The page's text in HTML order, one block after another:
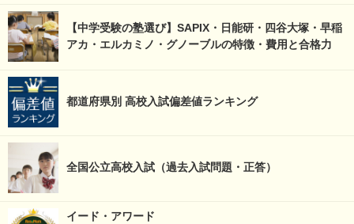
【中学受験の塾選び】SAPIX・日能研・四谷大塚・早稲
アカ・エルカミノ・グノーブルの特徴・費用と合格力
都道府県別 高校入試偏差値ランキング
全国公立高校入試（過去入試問題・正答）
イード・アワード